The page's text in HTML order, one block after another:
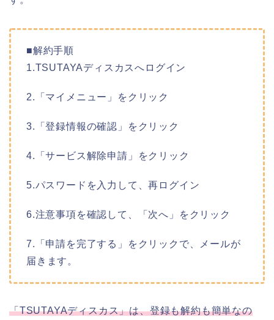
■解約手順
1.TSUTAYAディスカスへログイン
2.「マイメニュー」をクリック
3.「登録情報の確認」をクリック
4.「サービス解除申請」をクリック
5.パスワードを入力して、再ログイン
6.注意事項を確認して、「次へ」をクリック
7.「申請を完了する」をクリックで、メールが
届きます。
「TSUTAYAディスカス」は、登録も解約も簡単なの